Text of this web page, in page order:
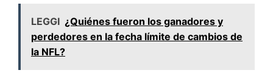
LEGGI ¿Quiénes fueron los ganadores y
perdedores en la fecha límite de cambios de
la NFL?